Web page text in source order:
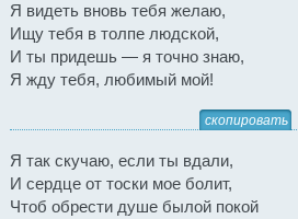
Я видеть вновь тебя желаю,
Ищу тебя в толпе людской,
И ты придешь — я точно знаю,
Я жду тебя, любимый мой!
скопировать
Я так скучаю, если ты вдали,
И сердце от тоски мое болит,
Чтоб обрести душе былой покой